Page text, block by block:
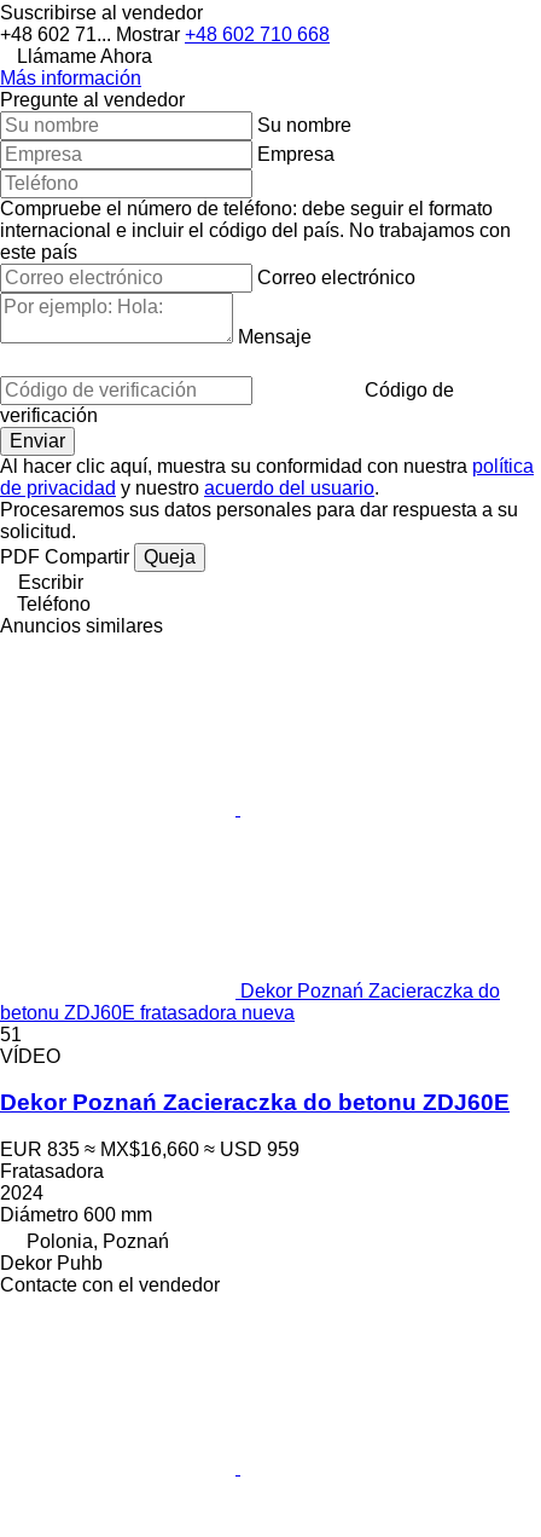
Suscribirse al vendedor
+48 602 71... Mostrar +48 602 710 668
Llámame Ahora
Más información
Pregunte al vendedor
Su nombre
Empresa
Compruebe el número de teléfono: debe seguir el formato
internacional e incluir el código del país. No trabajamos con
este país
Correo electrónico
Mensaje
Código de
verificación
Al hacer clic aquí, muestra su conformidad con nuestra política
de privacidad y nuestro acuerdo del usuario.
Procesaremos sus datos personales para dar respuesta a su
solicitud.
PDF Compartir
Queja
Escribir
Teléfono
Anuncios similares
Dekor Poznań Zacieraczka do
betonu ZDJ60E fratasadora nueva
51
VÍDEO
Dekor Poznań Zacieraczka do betonu ZDJ60E
EUR 835 ≈ MX$16,660 ≈ USD 959
Fratasadora
2024
Diámetro 600 mm
Polonia, Poznań
Dekor Puhb
Contacte con el vendedor